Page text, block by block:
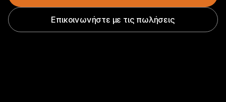
Επικοινωνήστε με τις πωλήσεις